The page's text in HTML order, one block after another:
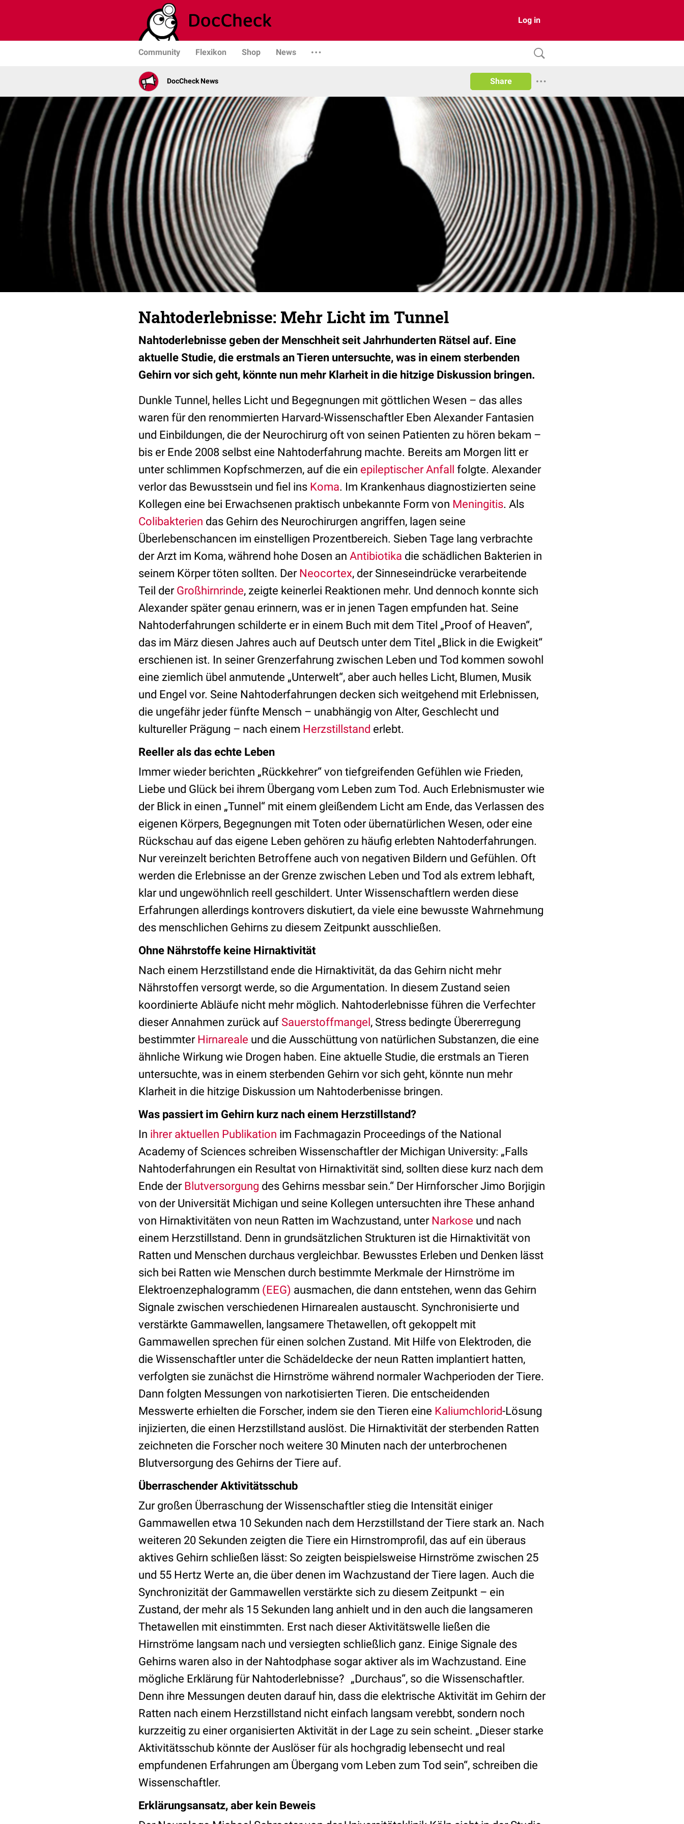
Log in
Community Flexikon Shop News
DocCheck News Share
Nahtoderlebnisse: Mehr Licht im Tunnel
Nahtoderlebnisse geben der Menschheit seit Jahrhunderten Rätsel auf. Eine
aktuelle Studie, die erstmals an Tieren untersuchte, was in einem sterbenden
Gehirn vor sich geht, könnte nun mehr Klarheit in die hitzige Diskussion bringen.
Dunkle Tunnel, helles Licht und Begegnungen mit göttlichen Wesen – das alles
waren für den renommierten Harvard-Wissenschaftler Eben Alexander Fantasien
und Einbildungen, die der Neurochirurg oft von seinen Patienten zu hören bekam –
bis er Ende 2008 selbst eine Nahtoderfahrung machte. Bereits am Morgen litt er
unter schlimmen Kopfschmerzen, auf die ein epileptischer Anfall folgte. Alexander
verlor das Bewusstsein und fiel ins Koma. Im Krankenhaus diagnostizierten seine
Kollegen eine bei Erwachsenen praktisch unbekannte Form von Meningitis. Als
Colibakterien das Gehirn des Neurochirurgen angriffen, lagen seine
Überlebenschancen im einstelligen Prozentbereich. Sieben Tage lang verbrachte
der Arzt im Koma, während hohe Dosen an Antibiotika die schädlichen Bakterien in
seinem Körper töten sollten. Der Neocortex, der Sinneseindrücke verarbeitende
Teil der Großhirnrinde, zeigte keinerlei Reaktionen mehr. Und dennoch konnte sich
Alexander später genau erinnern, was er in jenen Tagen empfunden hat. Seine
Nahtoderfahrungen schilderte er in einem Buch mit dem Titel „Proof of Heaven“,
das im März diesen Jahres auch auf Deutsch unter dem Titel „Blick in die Ewigkeit“
erschienen ist. In seiner Grenzerfahrung zwischen Leben und Tod kommen sowohl
eine ziemlich übel anmutende „Unterwelt“, aber auch helles Licht, Blumen, Musik
und Engel vor. Seine Nahtoderfahrungen decken sich weitgehend mit Erlebnissen,
die ungefähr jeder fünfte Mensch – unabhängig von Alter, Geschlecht und
kultureller Prägung – nach einem Herzstillstand erlebt.
Reeller als das echte Leben
Immer wieder berichten „Rückkehrer“ von tiefgreifenden Gefühlen wie Frieden,
Liebe und Glück bei ihrem Übergang vom Leben zum Tod. Auch Erlebnismuster wie
der Blick in einen „Tunnel“ mit einem gleißendem Licht am Ende, das Verlassen des
eigenen Körpers, Begegnungen mit Toten oder übernatürlichen Wesen, oder eine
Rückschau auf das eigene Leben gehören zu häufig erlebten Nahtoderfahrungen.
Nur vereinzelt berichten Betroffene auch von negativen Bildern und Gefühlen. Oft
werden die Erlebnisse an der Grenze zwischen Leben und Tod als extrem lebhaft,
klar und ungewöhnlich reell geschildert. Unter Wissenschaftlern werden diese
Erfahrungen allerdings kontrovers diskutiert, da viele eine bewusste Wahrnehmung
des menschlichen Gehirns zu diesem Zeitpunkt ausschließen.
Ohne Nährstoffe keine Hirnaktivität
Nach einem Herzstillstand ende die Hirnaktivität, da das Gehirn nicht mehr
Nährstoffen versorgt werde, so die Argumentation. In diesem Zustand seien
koordinierte Abläufe nicht mehr möglich. Nahtoderlebnisse führen die Verfechter
dieser Annahmen zurück auf Sauerstoffmangel, Stress bedingte Übererregung
bestimmter Hirnareale und die Ausschüttung von natürlichen Substanzen, die eine
ähnliche Wirkung wie Drogen haben. Eine aktuelle Studie, die erstmals an Tieren
untersuchte, was in einem sterbenden Gehirn vor sich geht, könnte nun mehr
Klarheit in die hitzige Diskussion um Nahtoderbenisse bringen.
Was passiert im Gehirn kurz nach einem Herzstillstand?
In ihrer aktuellen Publikation im Fachmagazin Proceedings of the National
Academy of Sciences schreiben Wissenschaftler der Michigan University: „Falls
Nahtoderfahrungen ein Resultat von Hirnaktivität sind, sollten diese kurz nach dem
Ende der Blutversorgung des Gehirns messbar sein.“ Der Hirnforscher Jimo Borjigin
von der Universität Michigan und seine Kollegen untersuchten ihre These anhand
von Hirnaktivitäten von neun Ratten im Wachzustand, unter Narkose und nach
einem Herzstillstand. Denn in grundsätzlichen Strukturen ist die Hirnaktivität von
Ratten und Menschen durchaus vergleichbar. Bewusstes Erleben und Denken lässt
sich bei Ratten wie Menschen durch bestimmte Merkmale der Hirnströme im
Elektroenzephalogramm (EEG) ausmachen, die dann entstehen, wenn das Gehirn
Signale zwischen verschiedenen Hirnarealen austauscht. Synchronisierte und
verstärkte Gammawellen, langsamere Thetawellen, oft gekoppelt mit
Gammawellen sprechen für einen solchen Zustand. Mit Hilfe von Elektroden, die
die Wissenschaftler unter die Schädeldecke der neun Ratten implantiert hatten,
verfolgten sie zunächst die Hirnströme während normaler Wachperioden der Tiere.
Dann folgten Messungen von narkotisierten Tieren. Die entscheidenden
Messwerte erhielten die Forscher, indem sie den Tieren eine Kaliumchlorid-Lösung
injizierten, die einen Herzstillstand auslöst. Die Hirnaktivität der sterbenden Ratten
zeichneten die Forscher noch weitere 30 Minuten nach der unterbrochenen
Blutversorgung des Gehirns der Tiere auf.
Überraschender Aktivitätsschub
Zur großen Überraschung der Wissenschaftler stieg die Intensität einiger
Gammawellen etwa 10 Sekunden nach dem Herzstillstand der Tiere stark an. Nach
weiteren 20 Sekunden zeigten die Tiere ein Hirnstromprofil, das auf ein überaus
aktives Gehirn schließen lässt: So zeigten beispielsweise Hirnströme zwischen 25
und 55 Hertz Werte an, die über denen im Wachzustand der Tiere lagen. Auch die
Synchronizität der Gammawellen verstärkte sich zu diesem Zeitpunkt – ein
Zustand, der mehr als 15 Sekunden lang anhielt und in den auch die langsameren
Thetawellen mit einstimmten. Erst nach dieser Aktivitätswelle ließen die
Hirnströme langsam nach und versiegten schließlich ganz. Einige Signale des
Gehirns waren also in der Nahtodphase sogar aktiver als im Wachzustand. Eine
mögliche Erklärung für Nahtoderlebnisse? „Durchaus“, so die Wissenschaftler.
Denn ihre Messungen deuten darauf hin, dass die elektrische Aktivität im Gehirn der
Ratten nach einem Herzstillstand nicht einfach langsam verebbt, sondern noch
kurzzeitig zu einer organisierten Aktivität in der Lage zu sein scheint. „Dieser starke
Aktivitätsschub könnte der Auslöser für als hochgradig lebensecht und real
empfundenen Erfahrungen am Übergang vom Leben zum Tod sein“, schreiben die
Wissenschaftler.
Erklärungsansatz, aber kein Beweis